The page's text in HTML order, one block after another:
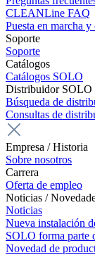
CLEANLine FAQ
Puesta en marcha
Soporte
Soporte
Catálogos
Catálogos SOLO
Distribuidor SOLO
Búsqueda de
Consultas de
Empresa / Historia
Sobre nosotros
Carrera
Oferta de empleo
Noticias /
Noticias
Nueva instalación
SOLO forma parte
Novedad de